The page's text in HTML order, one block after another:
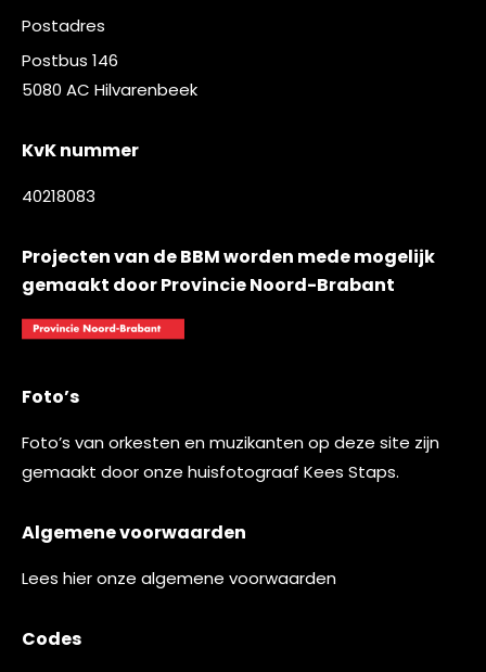
Postadres
Postbus 146
5080 AC Hilvarenbeek
KvK nummer
40218083
Projecten van de BBM worden mede mogelijk
gemaakt door Provincie Noord-Brabant
Foto’s
Foto’s van orkesten en muzikanten op deze site zijn
gemaakt door onze huisfotograaf Kees Staps.
Algemene voorwaarden
Lees hieronze algemene voorwaarden
Codes